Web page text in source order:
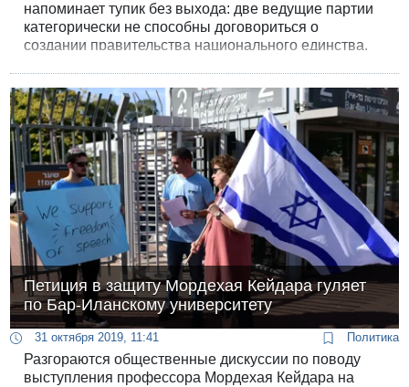
напоминает тупик без выхода: две ведущие партии
категорически не способны договориться о
создании правительства национального единства.
Петиция в защиту Мордехая Кейдара гуляет
по Бар-Иланскому университету
31 октября 2019, 11:41 Политика
Разгораются общественные дискуссии по поводу
выступления профессора Мордехая Кейдара на